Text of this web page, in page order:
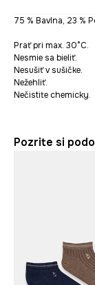
75 % Bavlna, 23 %
Prať pri max. 30°C.
Nesmie sa bieliť.
Nesušiť v sušičke.
Nežehliť.
Nečistite chemicky.
Pozrite si